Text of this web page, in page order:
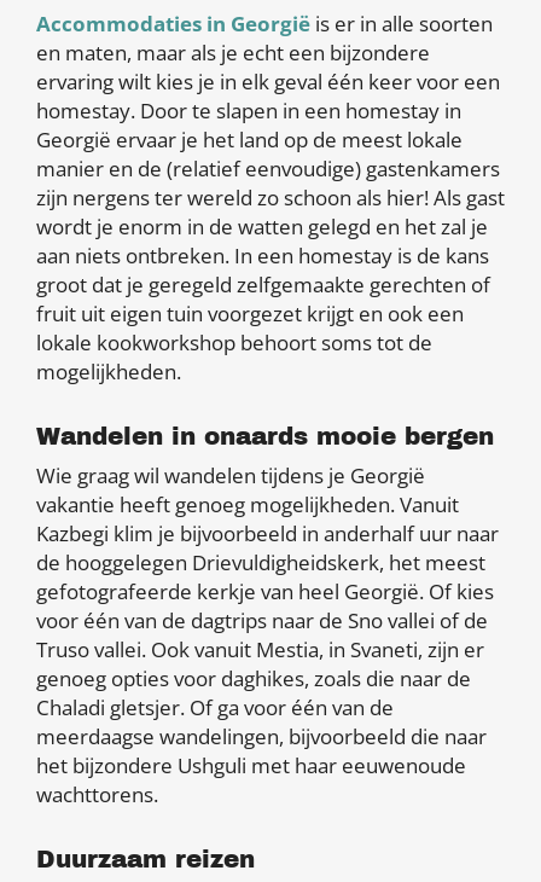
Accommodaties in Georgië is er in alle soorten
en maten, maar als je echt een bijzondere
ervaring wilt kies je in elk geval één keer voor een
homestay. Door te slapen in een homestay in
Georgië ervaar je het land op de meest lokale
manier en de (relatief eenvoudige) gastenkamers
zijn nergens ter wereld zo schoon als hier! Als gast
wordt je enorm in de watten gelegd en het zal je
aan niets ontbreken. In een homestay is de kans
groot dat je geregeld zelfgemaakte gerechten of
fruit uit eigen tuin voorgezet krijgt en ook een
lokale kookworkshop behoort soms tot de
mogelijkheden.
Wandelen in onaards mooie bergen
Wie graag wil wandelen tijdens je Georgië
vakantie heeft genoeg mogelijkheden. Vanuit
Kazbegi klim je bijvoorbeeld in anderhalf uur naar
de hooggelegen Drievuldigheidskerk, het meest
gefotografeerde kerkje van heel Georgië. Of kies
voor één van de dagtrips naar de Sno vallei of de
Truso vallei. Ook vanuit Mestia, in Svaneti, zijn er
genoeg opties voor daghikes, zoals die naar de
Chaladi gletsjer. Of ga voor één van de
meerdaagse wandelingen, bijvoorbeeld die naar
het bijzondere Ushguli met haar eeuwenoude
wachttorens.
Duurzaam reizen